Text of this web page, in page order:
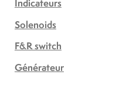
Indicateurs
Solenoids
F&R switch
Générateur